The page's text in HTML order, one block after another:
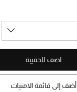
اضف للحقيبة
أضف إلى قائمة الامنيات